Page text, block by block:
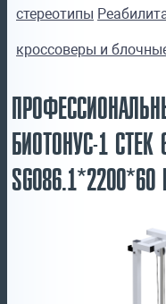
стереотипы
кроссоверы и
БИОТОНУС-1 СТЕК